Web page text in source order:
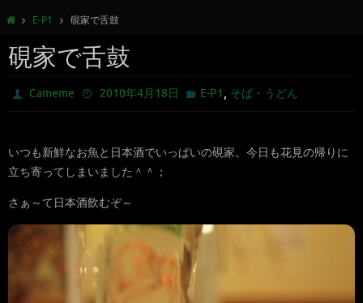
E-P1 硯家で舌鼓
硯家で舌鼓
Cameme 2010年4月18日 E-P1 , そば・うどん
いつも新鮮なお魚と日本酒でいっぱいの硯家。今日も花見の帰りに
立ち寄ってしまいました＾＾；
さぁ～て日本酒飲むぞ～